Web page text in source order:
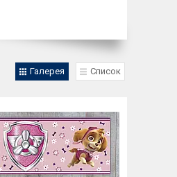
Галерея Список